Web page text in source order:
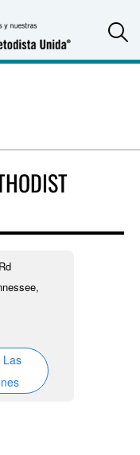
Las